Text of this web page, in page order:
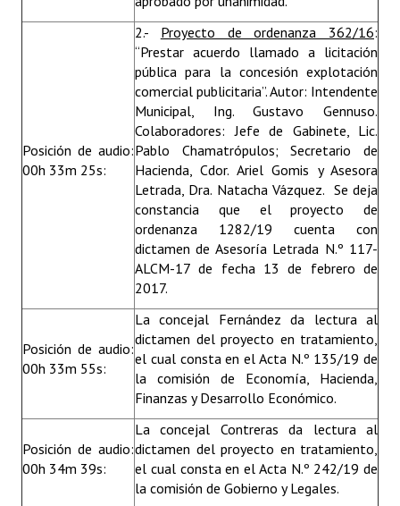
Posición de audio:
00h 33m 25s:
2.- Proyecto de ordenanza 362/16:
“Prestar acuerdo llamado a licitación
pública para la concesión explotación
comercial publicitaria”. Autor: Intendente
Municipal, Ing. Gustavo Gennuso.
Colaboradores: Jefe de Gabinete, Lic.
Pablo Chamatrópulos; Secretario de
Hacienda, Cdor. Ariel Gomis y Asesora
Letrada, Dra. Natacha Vázquez. Se deja
constancia que el proyecto de
ordenanza 1282/19 cuenta con
dictamen de Asesoría Letrada N.º 117-
ALCM-17 de fecha 13 de febrero de
2017.
Posición de audio:
00h 33m 55s:
La concejal Fernández da lectura al
dictamen del proyecto en tratamiento,
el cual consta en el Acta N.º 135/19 de
la comisión de Economía, Hacienda,
Finanzas y Desarrollo Económico.
Posición de audio:
00h 34m 39s:
La concejal Contreras da lectura al
dictamen del proyecto en tratamiento,
el cual consta en el Acta N.º 242/19 de
la comisión de Gobierno y Legales.